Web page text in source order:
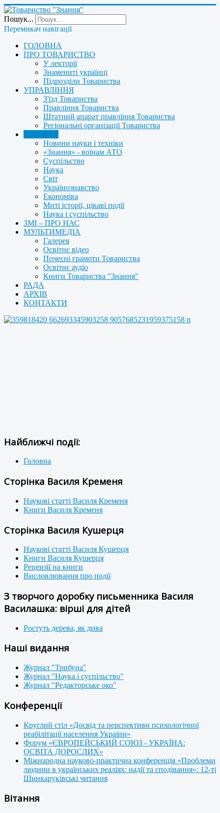
Пошук...
Перемикач навігації
ГОЛОВНА
ПРО ТОВАРИСТВО
У лекторії
Знамениті українці
Підрозділи Товариства
УПРАВЛІННЯ
З'їзд Товариства
Правління Товариства
Штатний апарат правління Товариства
Регіональні організації Товариства
Новини науки і техніки
«Знання» - воїнам АТО
Суспільство
Наука
Світ
Українознавство
Економіка
Миті історії, цікаві події
Наука і суспільство
ЗМІ – ПРО НАС
МУЛЬТИМЕДІА
Галерея
Освітнє відео
Почесні грамоти Товариства
Освітнє аудіо
Книги Товариства "Знання"
РАДА
АРХІВ
КОНТАКТИ
Найближчі події:
Головна
Сторінка Василя Кременя
Наукові статті Василя Кременя
Книги Василя Кременя
Сторінка Василя Кушерця
Наукові статті Василя Кушерця
Книги Василя Кушерця
Рецензії на книги
Висловлювання про події
З творчого доробку письменника Василя
Василашка: вірші для дітей
Ростуть дерева, як дива
Наші видання
Журнал "Трибуна"
Журнал "Наука і суспільство"
Журнал "Редакторське око"
Конференції
Круглий стіл «Досвід та перспективи психологічної
реабілітації населення України»
Форум «ЄВРОПЕЙСЬКИЙ СОЮЗ - УКРАЇНА:
ОСВІТА ДОРОСЛИХ»
Міжнародна науково-практична конференція «Проблеми
людини в українських реаліях: надії та сподівання»: 12-ті
Шинкаруківські читання
Вітання